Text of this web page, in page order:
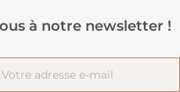
à notre newsletter !